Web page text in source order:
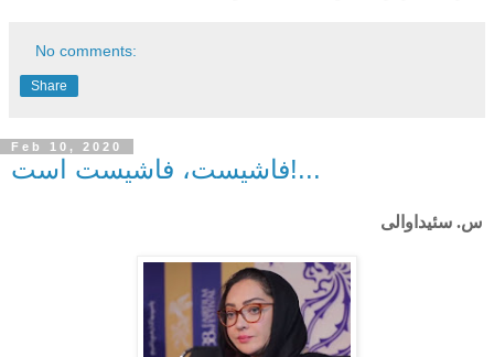
No comments:
Share
Feb 10, 2020
فاشیست، فاشیست است!...
س. سئیداوالی